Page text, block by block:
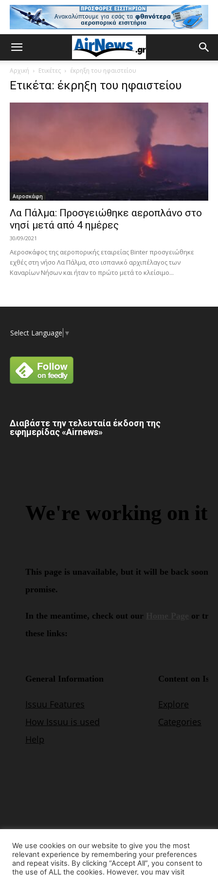
Αρχική Ετικέτες έκρηξη του ηφαιστείου
Ετικέτα: έκρηξη του ηφαιστείου
Αεροσκάφη
Λα Πάλμα: Προσγειώθηκε αεροπλάνο στο
νησί μετά από 4 ημέρες
30/09/2021
Αεροσκάφος της αεροπορικής εταιρείας Binter προσγειώθηκε
εχθές στη νήσο Λα Πάλμα, στο ισπανικό αρχιπέλαγος των
Καναρίων Νήσων και ήταν το πρώτο μετά το κλείσιμο...
Select Language ▼
Διαβάστε την τελευταία έκδοση της
εφημερίδας «Airnews»
© Copyright 2015 - www.airnews.gr
We use cookies on our website to give you the most
relevant experience by remembering your preferences
and repeat visits. By clicking “Accept All”, you consent to
the use of ALL the cookies. However, you may visit